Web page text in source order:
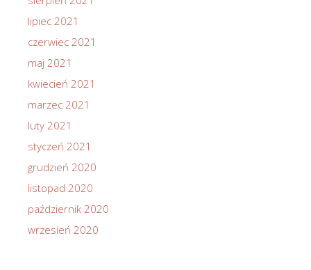
lipiec 2021
czerwiec 2021
maj 2021
kwiecień 2021
marzec 2021
luty 2021
styczeń 2021
grudzień 2020
listopad 2020
październik 2020
wrzesień 2020